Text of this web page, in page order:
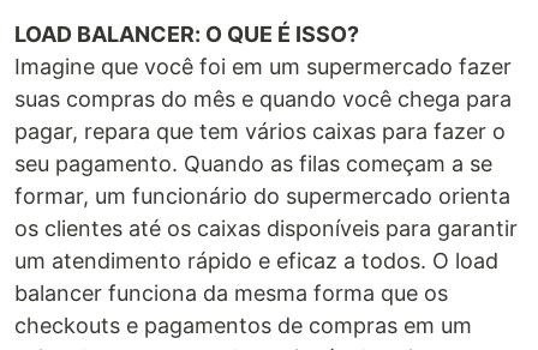
LOAD BALANCER: O QUE É ISSO?
Imagine que você foi em um supermercado fazer
suas compras do mês e quando você chega para
pagar, repara que tem vários caixas para fazer o
seu pagamento. Quando as filas começam a se
formar, um funcionário do supermercado orienta
os clientes até os caixas disponíveis para garantir
um atendimento rápido e eficaz a todos. O load
balancer funciona da mesma forma que os
checkouts e pagamentos de compras em um